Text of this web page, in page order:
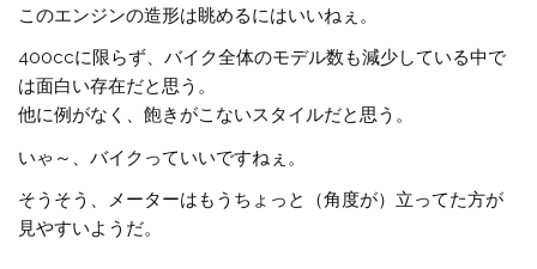
このエンジンの造形は眺めるにはいいねぇ。
400ccに限らず、バイク全体のモデル数も減少している中で
は面白い存在だと思う。
他に例がなく、飽きがこないスタイルだと思う。
いゃ～、バイクっていいですねぇ。
そうそう、メーターはもうちょっと（角度が）立ってた方が
見やすいようだ。